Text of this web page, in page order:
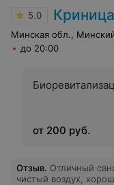
5.0 Криница
Минская обл.,
до 20:00
от 200 руб.
Отзыв. Отличный
чистый воздух,